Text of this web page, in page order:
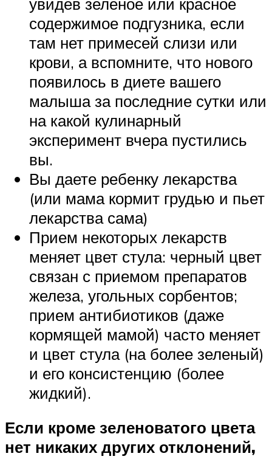
содержимое подгузника, если
там нет примесей слизи или
крови, а вспомните, что нового
появилось в диете вашего
малыша за последние сутки или
на какой кулинарный
эксперимент вчера пустились
вы.
Вы даете ребенку лекарства
(или мама кормит грудью и пьет
лекарства сама)
Прием некоторых лекарств
меняет цвет стула: черный цвет
связан с приемом препаратов
железа, угольных сорбентов;
прием антибиотиков (даже
кормящей мамой) часто меняет
и цвет стула (на более зеленый)
и его консистенцию (более
жидкий).
Если кроме зеленоватого цвета
нет никаких других отклонений,